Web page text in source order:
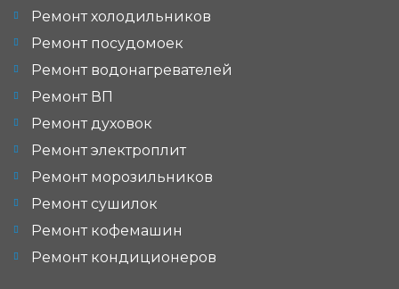
Ремонт холодильников
Ремонт посудомоек
Ремонт водонагревателей
Ремонт ВП
Ремонт духовок
Ремонт электроплит
Ремонт морозильников
Ремонт сушилок
Ремонт кофемашин
Ремонт кондиционеров